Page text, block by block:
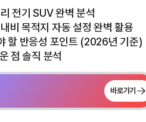
전기 SUV 완벽 분석
비 목적지 자동 설정 완벽 활용
할 반응성 포인트 (2026년 기준)
점 솔직 분석
바로가기